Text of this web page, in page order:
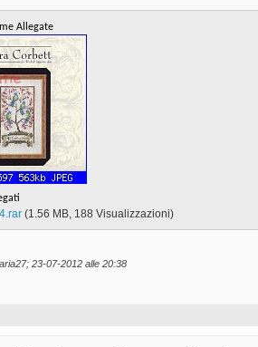
Allegate
(1.56 MB, 188 Visualizzazioni)
23-07-2012 alle 20:38